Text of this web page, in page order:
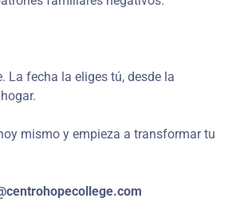
La fecha la eliges tú, desde la
mismo y empieza a transformar tu